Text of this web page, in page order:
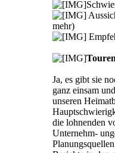
mehr)
Ja, es gibt sie
ganz einsam
unseren
die lohnenden
Unternehm-